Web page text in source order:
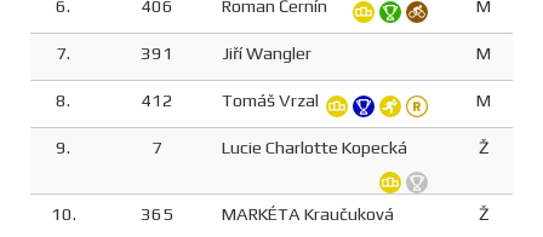
6. 406 Roman Černín M
7. 391 Jiří Wangler M
8. 412 Tomáš Vrzal M
9. 7 Lucie Charlotte Kopecká Ž
10. 365 MARKÉTA Kraučuková Ž